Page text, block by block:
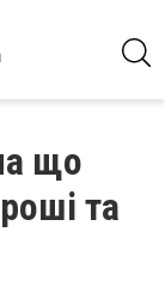
що
та